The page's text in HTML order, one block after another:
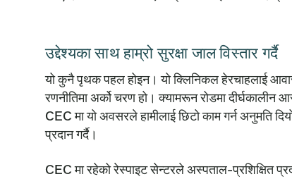
उद्देश्यका साथ हाम्रो सुरक्षा जाल विस्तार गर्दै
यो कुनै पृथक पहल होइन। यो क्लिनिकल हेरचाहलाई
रणनीतिमा अर्को चरण हो। क्यामरून रोडमा
CEC मा यो अवसरले हामीलाई छिटो काम गर्न अनुमति
प्रदान गर्दै।
CEC मा रहेको रेस्पाइट सेन्टरले अस्पताल-प्रशिक्षित